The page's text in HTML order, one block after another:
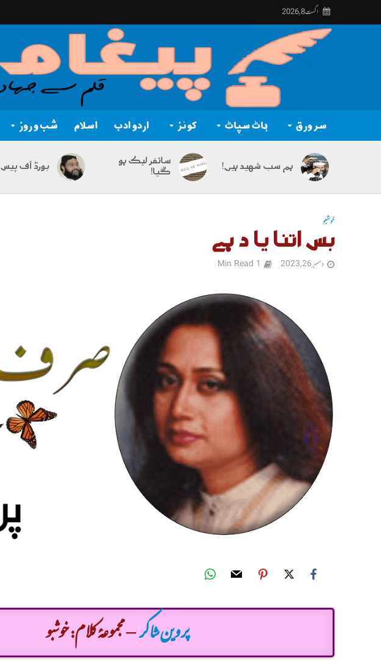
اگست 8, 2026
سر ورق ہاٹ سپاٹ کوئز اردو ادب اسلام شب و روز
ہم سب شہید ہیں!
سائفر لیک ہو
گیا!
بورڈ آف پیس
خوشبو
بس اتنا یا د ہے
دسمبر 26, 2023 1 Min Read
پروین شاکر– مجموعۂ کلام: خوشبو